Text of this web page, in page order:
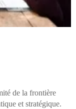
de la frontière
et stratégique.